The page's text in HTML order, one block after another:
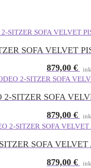
SOFA VELVET
879,00 €
2-SITZER SOFA
879,00 €
SOFA
879,00 €